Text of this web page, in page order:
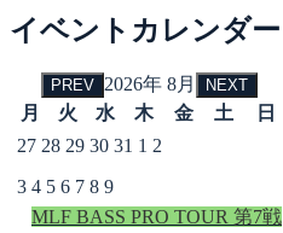
イベントカレンダー
PREV 2026年 8月 NEXT
月 火 水 木 金 土
日
27 28 29 30 31 1 2
3 4 5 6 7 8 9
MLF BASS PRO TOUR 第7戦